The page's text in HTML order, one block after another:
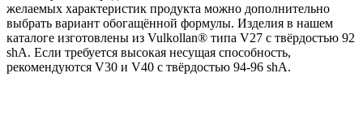
желаемых характеристик продукта можно дополнительно
выбрать вариант обогащённой формулы. Изделия в нашем
каталоге изготовлены из Vulkollan® типа V27 с твёрдостью 92
shA. Если требуется высокая несущая способность,
рекомендуются V30 и V40 с твёрдостью 94-96 shA.